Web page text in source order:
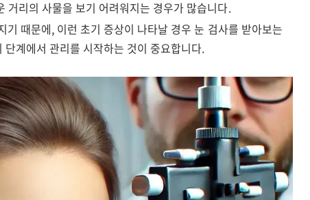
거리의 사물을 보기 어려워지는 경우가 많습니다.
기 때문에, 이런 초기 증상이 나타날 경우 눈 검사를 받아보는
계에서 관리를 시작하는 것이 중요합니다.